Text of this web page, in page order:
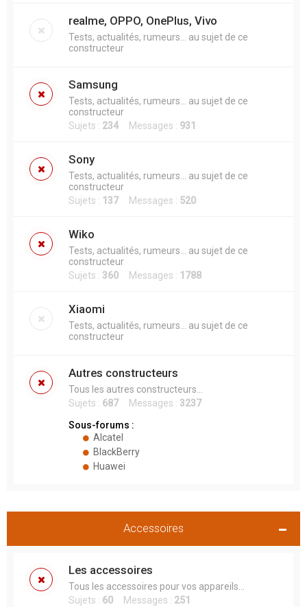
realme, OPPO, OnePlus, Vivo
Tests, actualités, rumeurs... au sujet de ce
constructeur
Samsung
Tests, actualités, rumeurs... au sujet de ce
constructeur
Sujets : 234 Messages : 931
Sony
Tests, actualités, rumeurs... au sujet de ce
constructeur
Sujets : 137Messages : 520
Wiko
Tests, actualités, rumeurs... au sujet de ce
constructeur
Sujets : 360 Messages : 1788
Xiaomi
Tests, actualités, rumeurs... au sujet de ce
constructeur
Autres constructeurs
Tous les autres constructeurs...
Sujets : 687Messages : 3237
Sous-forums :
Alcatel
BlackBerry
Huawei
Accessoires
Les accessoires
Tous les accessoires pour vos appareils...
Sujets : 60 Messages : 251